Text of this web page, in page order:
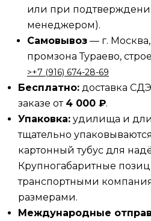
или при
менеджером).
Самовывоз — г.
промзона Тураево,
>‪‪+7 (916) 674-28-69
Бесплатно: доставка
заказе от 4 000 ₽.
Упаковка: удилища и
тщательно
картонный тубус для
Крупногабаритные
транспортными
размерами.
Международные